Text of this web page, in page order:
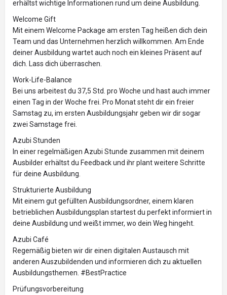
erhältst wichtige Informationen rund um deine Ausbildung.
Welcome Gift
Mit einem Welcome Package am ersten Tag heißen dich dein
Team und das Unternehmen herzlich willkommen. Am Ende
deiner Ausbildung wartet auch noch ein kleines Präsent auf
dich. Lass dich überraschen.
Work-Life-Balance
Bei uns arbeitest du 37,5 Std. pro Woche und hast auch immer
einen Tag in der Woche frei. Pro Monat steht dir ein freier
Samstag zu, im ersten Ausbildungsjahr geben wir dir sogar
zwei Samstage frei.
Azubi Stunden
In einer regelmäßigen Azubi Stunde zusammen mit deinem
Ausbilder erhältst du Feedback und ihr plant weitere Schritte
für deine Ausbildung.
Strukturierte Ausbildung
Mit einem gut gefüllten Ausbildungsordner, einem klaren
betrieblichen Ausbildungsplan startest du perfekt informiert in
deine Ausbildung und weißt immer, wo dein Weg hingeht.
Azubi Café
Regemäßig bieten wir dir einen digitalen Austausch mit
anderen Auszubildenden und informieren dich zu aktuellen
Ausbildungsthemen. #BestPractice
Prüfungsvorbereitung